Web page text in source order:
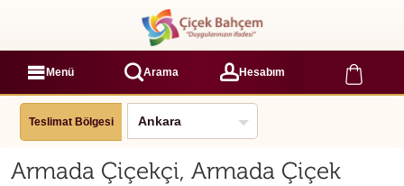
Menü Arama Hesabım
Teslimat Bölgesi
Armada Çiçekçi, Armada Çiçek